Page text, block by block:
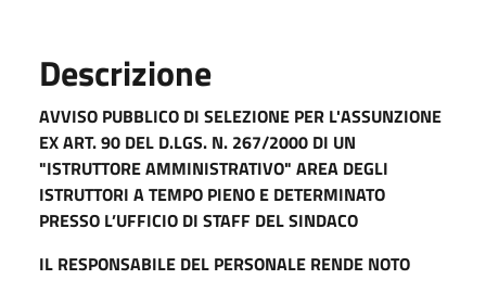
Descrizione
AVVISO PUBBLICO DI SELEZIONE PER L'ASSUNZIONE
EX ART. 90 DEL D.LGS. N. 267/2000 DI UN
"ISTRUTTORE AMMINISTRATIVO" AREA DEGLI
ISTRUTTORI A TEMPO PIENO E DETERMINATO
PRESSO L’UFFICIO DI STAFF DEL SINDACO
IL RESPONSABILE DEL PERSONALE RENDE NOTO